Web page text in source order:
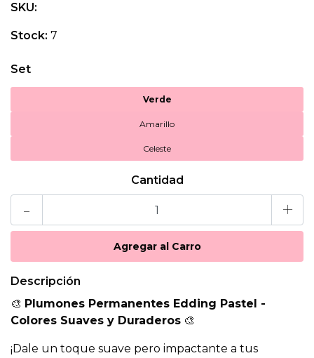
SKU:
Stock: 7
Set
Verde
Amarillo
Celeste
Cantidad
- +
Descripción
🎨 Plumones Permanentes Edding Pastel -
Colores Suaves y Duraderos 🎨
¡Dale un toque suave pero impactante a tus